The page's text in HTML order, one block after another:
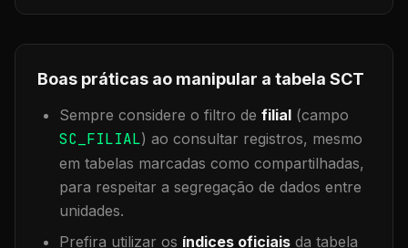
Boas práticas ao manipular a tabela SCT
Sempre considere o filtro de filial (campo
SC_FILIAL) ao consultar registros, mesmo
em tabelas marcadas como compartilhadas,
para respeitar a segregação de dados entre
unidades.
Prefira utilizar os índices oficiais da tabela